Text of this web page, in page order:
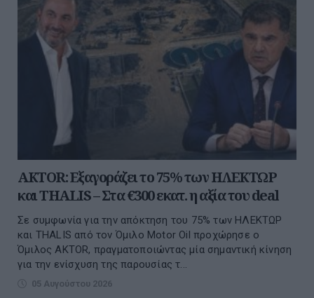
AKTOR: Εξαγοράζει το 75% των ΗΛΕΚΤΩΡ
και THALIS – Στα €300 εκατ. η αξία του deal
Σε συμφωνία για την απόκτηση του 75% των ΗΛΕΚΤΩΡ
και THALIS από τον Όμιλο Motor Oil προχώρησε ο
Όμιλος AKTOR, πραγματοποιώντας μία σημαντική κίνηση
για την ενίσχυση της παρουσίας τ...
05 Αυγούστου 2026